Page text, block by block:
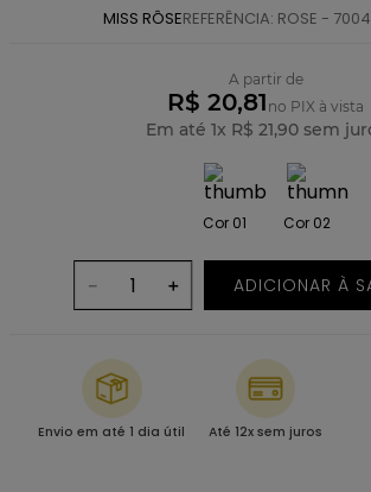
MISS RÔSEREFERÊNCIA: ROSE -
A partir de
R$ 20,81 no PIX à vista
Em até 1x R$ 21,90sem
Cor 01 Cor 02
＋
－ ADICIONAR À
Envio em até 1 dia útil Até 12x sem juros